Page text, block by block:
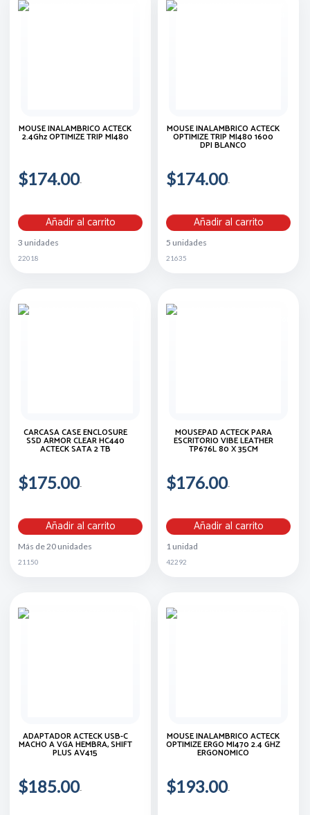
MOUSE INALÁMBRICO ACTECK
2.4Ghz OPTIMIZE TRIP MI480
$174.00
Añadir al carrito
3 unidades
22018
MOUSE INALAMBRICO ACTECK
OPTIMIZE TRIP MI480 1600
DPI BLANCO
$174.00
Añadir al carrito
5 unidades
21635
CARCASA CASE ENCLOSURE
SSD ARMOR CLEAR HC440
ACTECK SATA 2 TB
$175.00
Añadir al carrito
Más de 20 unidades
21150
MOUSEPAD ACTECK PARA
ESCRITORIO VIBE LEATHER
TP676L 80 X 35CM
$176.00
Añadir al carrito
1 unidad
42292
ADAPTADOR ACTECK USB-C
MACHO A VGA HEMBRA, SHIFT
PLUS AV415
$185.00
MOUSE INALAMBRICO ACTECK
OPTIMIZE ERGO MI470 2.4 GHZ
ERGONOMICO
$193.00